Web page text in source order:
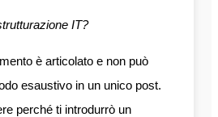
IT?
è articolato e non può
esaustivo in un unico post.
perché ti introdurrò un